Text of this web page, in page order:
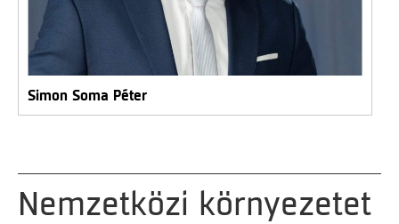
Simon Soma Péter
Nemzetközi környezetet